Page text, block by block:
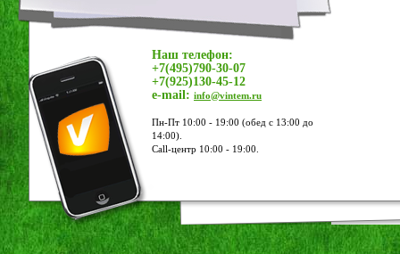
Наш телефон:
+7(495)790-30-07
+7(925)130-45-12
e-mail: info@vintem.ru
Пн-Пт 10:00 - 19:00 (обед с 13:00 до
14:00).
Call-центр 10:00 - 19:00.